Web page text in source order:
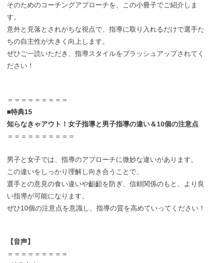
そのためのコーチングアプローチを、この小冊子でご紹介しま
す。
意外と見落とされがちな視点で、指導に取り入れるだけで選手た
ちの自主性が大きく向上します。
ぜひご一読いただき、指導スタイルをブラッシュアップされてく
ださい！
＝＝＝＝＝＝＝＝＝
■特典15
知らなきゃアウト！女子指導と男子指導の違い＆10個の注意点
＝＝＝＝＝＝＝＝＝＝
男子と女子では、指導のアプローチに微妙な違いがあります。
この違いをしっかり理解し向き合うことで、
選手との意見の食い違いや齟齬を防ぎ、信頼関係のもと、より良
い指導が可能になります。
ぜひ10個の注意点を意識し、指導の質を高めていってください！
【音声】
＝＝＝＝＝＝＝＝＝